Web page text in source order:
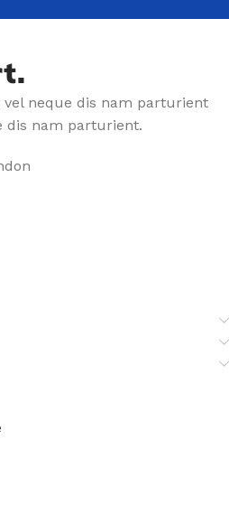
neque dis nam parturient
dis nam parturient.